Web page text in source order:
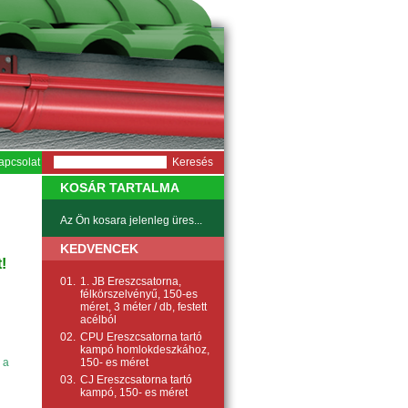
a
KOSÁR TARTALMA
Az Ön kosara jelenleg üres...
KEDVENCEK
01. 1. JB Ereszcsatorna,
félkörszelvényű, 150-es
méret, 3 méter / db, festett
acélból
02. CPU Ereszcsatorna tartó
kampó homlokdeszkához,
150- es méret
03. CJ Ereszcsatorna tartó
kampó, 150- es méret